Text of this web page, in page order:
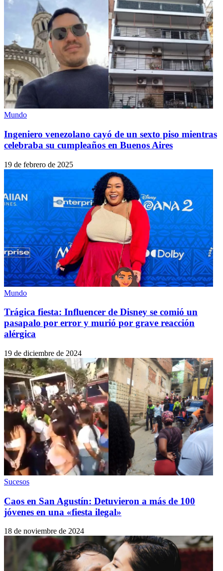
Mundo
Ingeniero venezolano cayó de un sexto piso mientras
celebraba su cumpleaños en Buenos Aires
19 de febrero de 2025
Mundo
Trágica fiesta: Influencer de Disney se comió un
pasapalo por error y murió por grave reacción
alérgica
19 de diciembre de 2024
Sucesos
Caos en San Agustín: Detuvieron a más de 100
jóvenes en una «fiesta ilegal»
18 de noviembre de 2024